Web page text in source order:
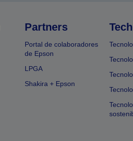
Partners
Portal de colaboradores
de Epson
LPGA
Shakira + Epson